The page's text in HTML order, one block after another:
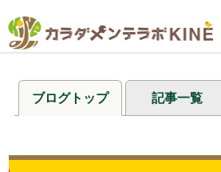
ブログトップ 記事一覧